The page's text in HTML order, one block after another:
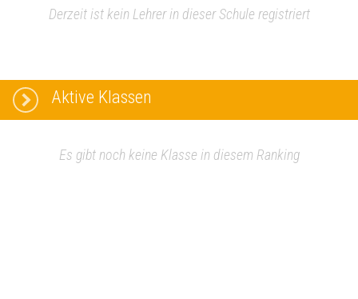
Derzeit ist kein Lehrer in dieser Schule registriert
Aktive Klassen
Es gibt noch keine Klasse in diesem Ranking